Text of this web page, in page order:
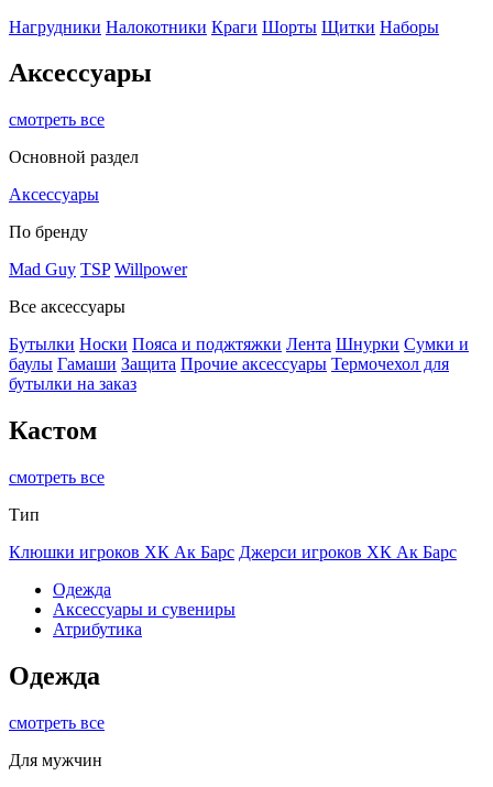
Нагрудники Налокотники Краги Шорты Щитки Наборы
Аксессуары
смотреть все
Основной раздел
Аксессуары
По бренду
Mad Guy TSP Willpower
Все аксессуары
Бутылки Носки Пояса и поджтяжки Лента Шнурки Сумки и
баулы Гамаши Защита Прочие аксессуары Термочехол для
бутылки на заказ
Кастом
смотреть все
Тип
Клюшки игроков ХК Ак Барс Джерси игроков ХК Ак Барс
Одежда
Аксессуары и сувениры
Атрибутика
Одежда
смотреть все
Для мужчин